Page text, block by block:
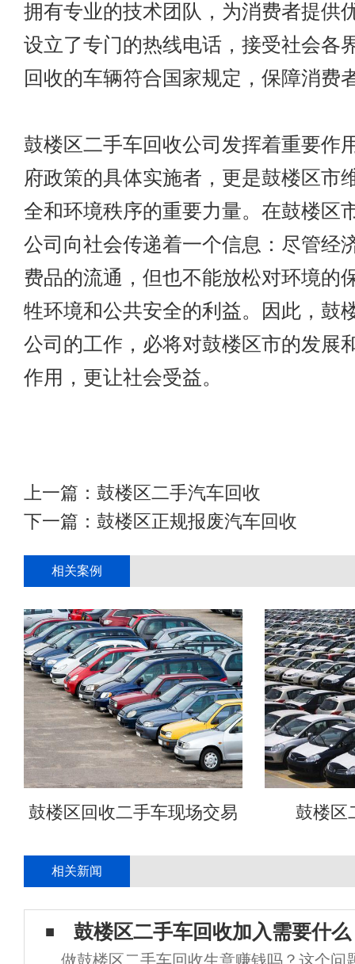
拥有专业的技术团队，为消费者提供
设立了专门的热线电话，接受社会各
回收的车辆符合国家规定，保障消费
鼓楼区二手车回收公司发挥着重要作
府政策的具体实施者，更是鼓楼区市
全和环境秩序的重要力量。在鼓楼区
公司向社会传递着一个信息：尽管经
费品的流通，但也不能放松对环境的
牲环境和公共安全的利益。因此，鼓
公司的工作，必将对鼓楼区市的发展
作用，更让社会受益。
上一篇： 鼓楼区二手汽车回收
下一篇： 鼓楼区正规报废汽车回收
相关案例
鼓楼区回收二手车现场交易 鼓楼区
相关新闻
鼓楼区二手车回收加入需要什
做鼓楼区二手车回收生意赚钱吗？这个问